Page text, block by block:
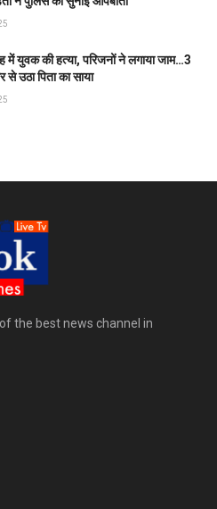
में युवक की हत्या, परिजनों ने लगाया जाम…3
उठा पिता का साया
the best news channel in